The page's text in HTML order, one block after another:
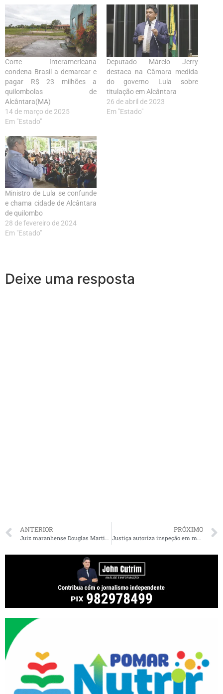
Corte Interamericana
condena Brasil a demarcar e
pagar R$ 23 milhões a
quilombolas de
Alcântara(MA)
14 de março de 2025
Em "Estado"
Deputado Márcio Jerry
destaca na Câmara medida
do governo Lula sobre
titulação em Alcântara
26 de abril de 2023
Em "Estado"
Ministro de Lula se confunde
e chama cidade de Alcântara
de quilombo
28 de fevereiro de 2024
Em "Estado"
Deixe uma resposta
ANTERIOR
Juiz maranhense Douglas Martins fala sobre multa milionária de R$ 72 milhões ao Facebook
PRÓXIMO
Justiça autoriza inspeção em material escolar de alunos em todas as escolas particulares de São Luís